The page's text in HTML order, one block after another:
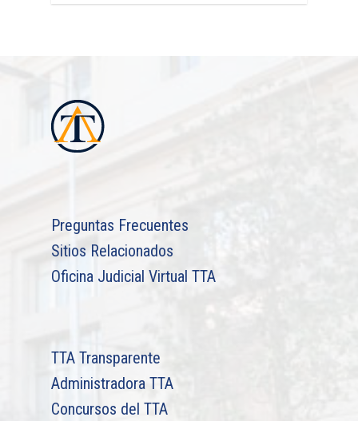
Preguntas Frecuentes
Sitios Relacionados
Oficina Judicial Virtual TTA
TTA Transparente
Administradora TTA
Concursos del TTA